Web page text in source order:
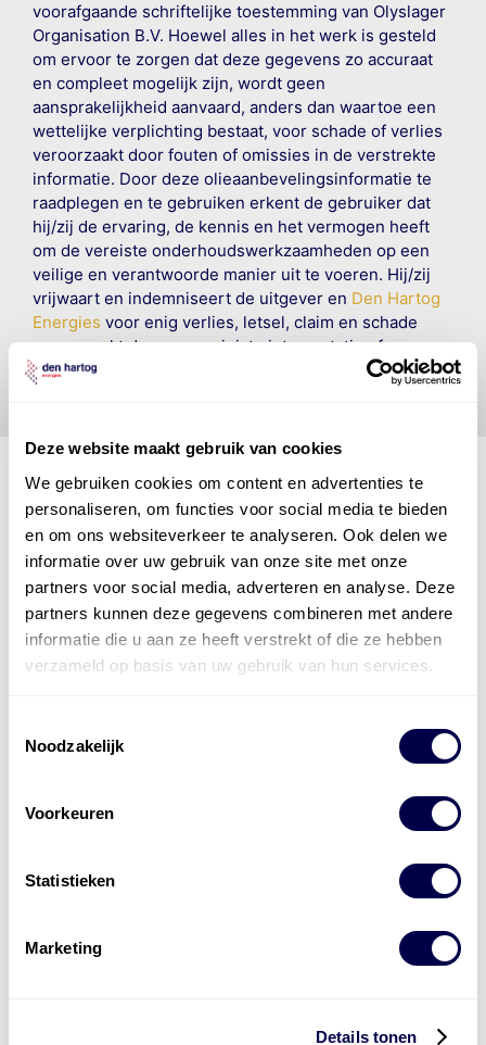
Deze website maakt gebruik van cookies
We gebruiken cookies om content en advertenties te
personaliseren, om functies voor social media te bieden
en om ons websiteverkeer te analyseren. Ook delen we
informatie over uw gebruik van onze site met onze
partners voor social media, adverteren en analyse. Deze
partners kunnen deze gegevens combineren met andere
informatie die u aan ze heeft verstrekt of die ze hebben
verzameld op basis van uw gebruik van hun services.
Noodzakelijk
Voorkeuren
Statistieken
Marketing
Details tonen
voorafgaande schriftelijke toestemming van Olyslager
Organisation B.V. Hoewel alles in het werk is gesteld
om ervoor te zorgen dat deze gegevens zo accuraat
en compleet mogelijk zijn, wordt geen
aansprakelijkheid aanvaard, anders dan waartoe een
wettelijke verplichting bestaat, voor schade of verlies
veroorzaakt door fouten of omissies in de verstrekte
informatie. Door deze olieaanbevelingsinformatie te
raadplegen en te gebruiken erkent de gebruiker dat
hij/zij de ervaring, de kennis en het vermogen heeft
om de vereiste onderhoudswerkzaamheden op een
veilige en verantwoorde manier uit te voeren. Hij/zij
vrijwaart en indemniseert de uitgever en Den Hartog
Energies voor enig verlies, letsel, claim en schade
veroorzaakt door een onjuiste interpretatie of een
onjuist gebruik van de gepubliceerde gegevens.
Den Hartog Energies
bestaat uitvier divisies